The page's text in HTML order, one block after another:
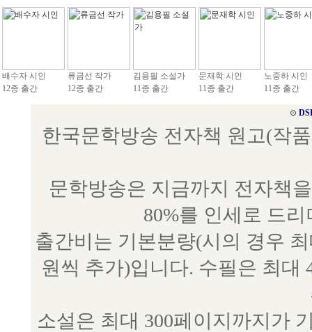
배수자 시인
12종 출간
류금선 작가
12종 출간
김용필 소설가
11종 출간
문재학 시인
11종 출간
노중하 시인
11종 출간
⊙
한국문학방송 전자책 원고(작
문학방송은 지금까지 전자책
80%를 인세로 드
출간비는 기본분량(시의 경우
원씩 추가)입니다. 수필은 최대
소설은 최대 300페이지까지가